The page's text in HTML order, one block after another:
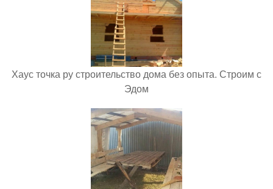
Хаус точка ру строительство дома без опыта. Строим с
Эдом